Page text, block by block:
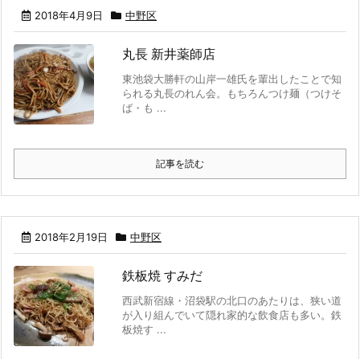
2018年4月9日 中野区
丸長 新井薬師店
東池袋大勝軒の山岸一雄氏を輩出したことで知
られる丸長のれん会。もちろんつけ麺（つけそ
ば・も ...
記事を読む
2018年2月19日 中野区
鉄板焼 すみだ
西武新宿線・沼袋駅の北口のあたりは、狭い道
が入り組んでいて隠れ家的な飲食店も多い。鉄
板焼す ...